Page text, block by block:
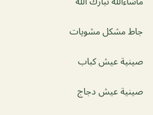
جاط مشكل مشويات
صينية عيش كباب
صينية عيش دجاج